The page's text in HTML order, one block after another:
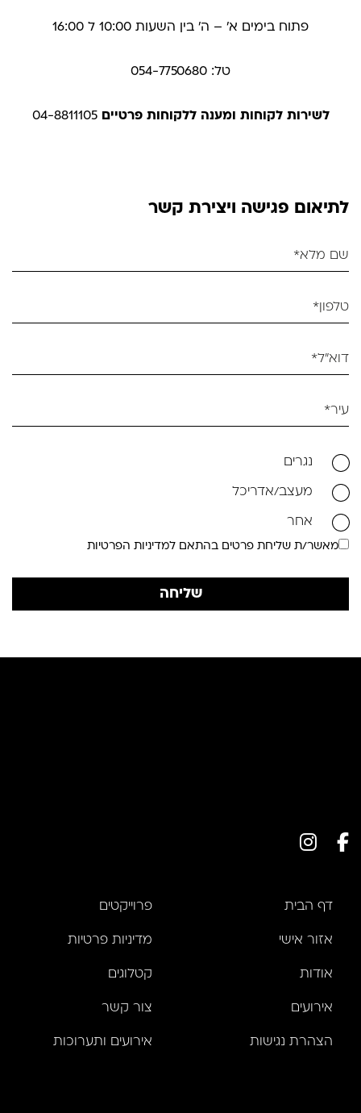
פתוח בימים א׳ – ה׳ בין השעות 10:00 ל 16:00
טל: 054-7750680
לשירות לקוחות ומענה ללקוחות פרטיים 04-8811105
לתיאום פגישה ויצירת קשר
נגרים
מעצב/אדריכל
אחר
מאשר/ת שליחת פרטים בהתאם למדיניות הפרטיות
שליחה
דף הבית פרוייקטים
אזור אישי מדיניות פרטיות
אודות קטלוגים
אירועים צור קשר
הצהרת נגישות אירועים ותערוכות